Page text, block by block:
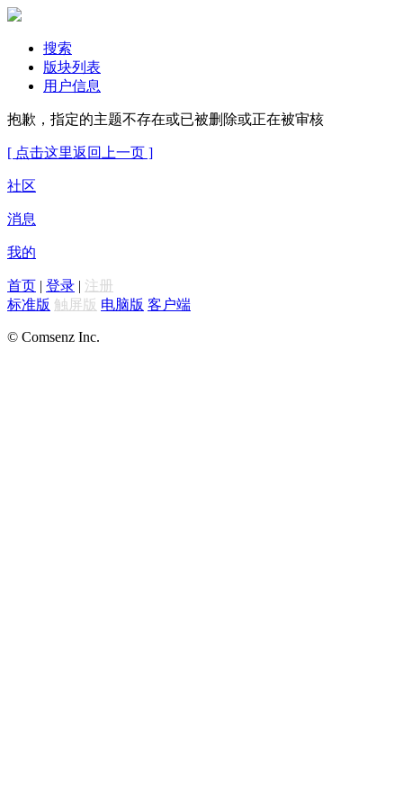
搜索
版块列表
用户信息
抱歉，指定的主题不存在或已被删除或正在被审核
[ 点击这里返回上一页 ]
社区
消息
我的
首页 | 登录 | 注册
标准版 触屏版 电脑版 客户端
© Comsenz Inc.